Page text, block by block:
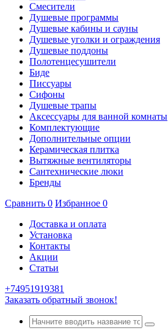
Смесители
Душевые программы
Душевые кабины и сауны
Душевые уголки и ограждения
Душевые поддоны
Полотенцесушители
Биде
Писсуары
Сифоны
Душевые трапы
Аксессуары для ванной комнаты
Комплектующие
Дополнительные опции
Керамическая плитка
Вытяжные вентиляторы
Сантехнические люки
Бренды
Сравнить 0 Избранное 0
Доставка и оплата
Установка
Контакты
Акции
Статьи
+74951919381
Заказать обратный звонок!